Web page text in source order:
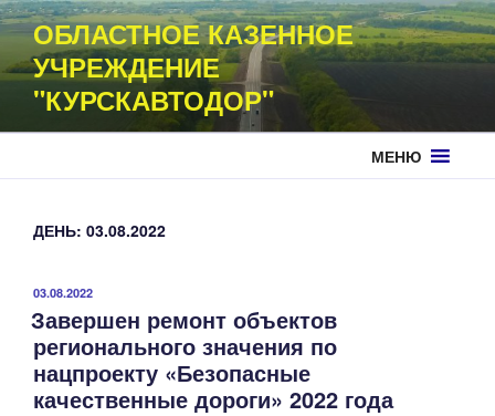
Перейти
к
содержимому
ОБЛАСТНОЕ КАЗЕННОЕ
УЧРЕЖДЕНИЕ
"КУРСКАВТОДОР"
МЕНЮ
ДЕНЬ: 03.08.2022
ОПУБЛИКОВАНО
03.08.2022
Завершен ремонт объектов
регионального значения по
нацпроекту «Безопасные
качественные дороги» 2022 года